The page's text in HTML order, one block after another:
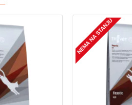
NEMA NA STANJU